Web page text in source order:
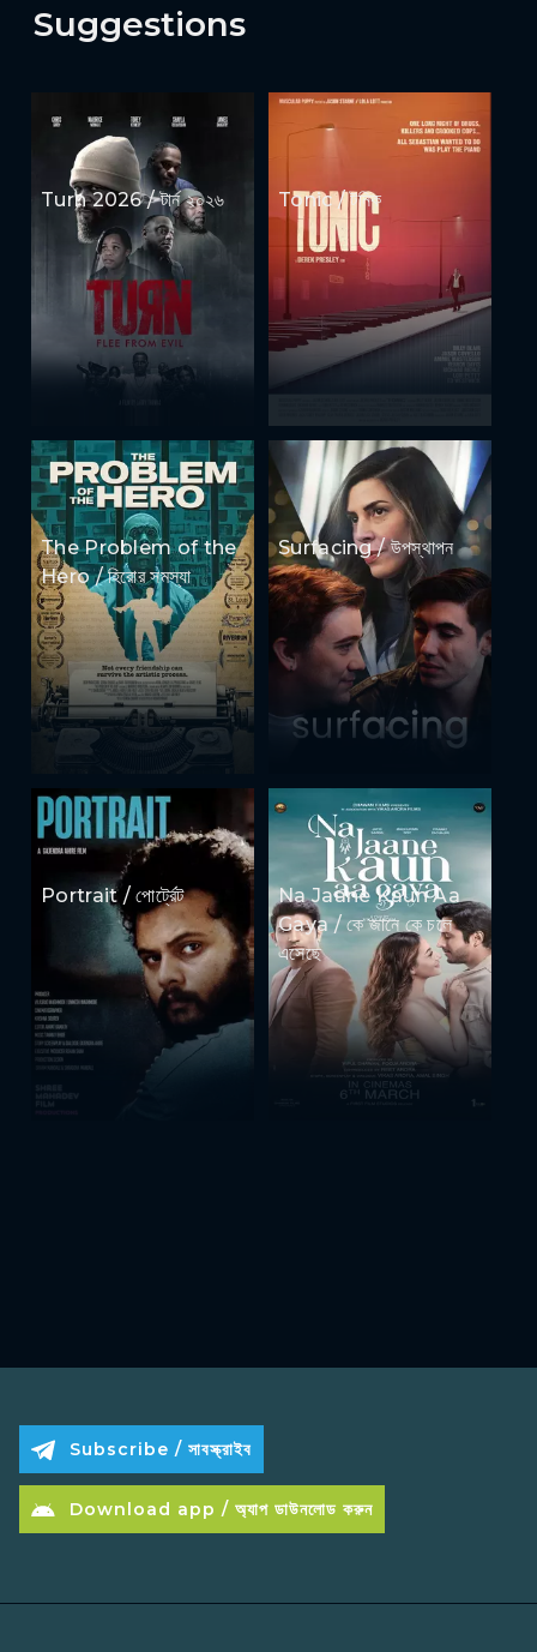
Suggestions
Turn 2026 / টার্ন ২০২৬ Tonic / টনিক
The Problem of the
Hero / হিরোর সমস্যা
Surfacing / উপস্থাপন
Portrait / পোর্ট্রেট
Na Jaane Kaun Aa
Gaya / কে জানে কে চলে
এসেছে
Subscribe / সাবস্ক্রাইব
Download app / অ্যাপ ডাউনলোড করুন